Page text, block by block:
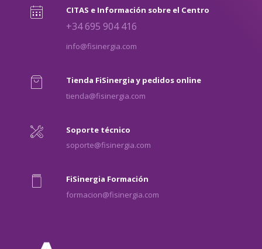
CITAS e Información sobre el Centro
+34 695 904 416
info@fisinergia.com
Tienda FiSinergia y pedidos online
tienda@fisinergia.com
Soporte técnico
soporte@fisinergia.com
FiSinergia Formación
formacion@fisinergia.com